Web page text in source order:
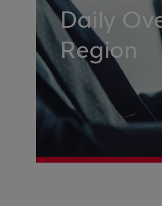
Daily
Region